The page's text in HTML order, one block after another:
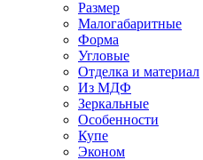
Размер
Малогабаритные
Форма
Угловые
Отделка и материал
Из МДФ
Зеркальные
Особенности
Купе
Эконом